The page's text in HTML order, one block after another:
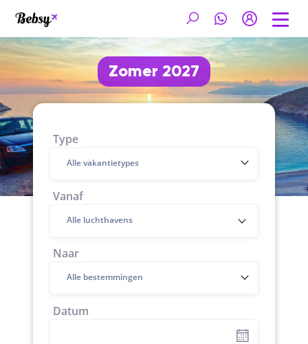
Zomer 2027
Type
Alle vakantietypes
Vanaf
Naar
Alle bestemmingen
Datum